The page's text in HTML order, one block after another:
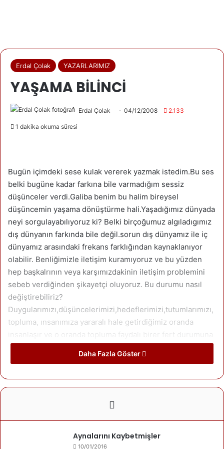
Erdal Çolak YAZARLARIMIZ
YAŞAMA BİLİNCİ
Erdal Çolak 04/12/2008 2.133
1 dakika okuma süresi
Bugün içimdeki sese kulak vererek yazmak istedim.Bu ses
belki bugüne kadar farkına bile varmadığım sessiz
düşünceler verdi.Galiba benim bu halim bireysel
düşüncemin yaşama dönüştürme hali.Yaşadığımız dünyada
neyi sorgulayabılıyoruz ki? Belki birçoğumuz algıladıgımız
dış dünyanın farkında bile değil.sorun dış dünyamız ile iç
dünyamız arasındaki frekans farklığından kaynaklanıyor
olabilir. Benliğimizle iletişim kuramıyoruz ve bu yüzden
hep başkalrının veya karşımızdakinin iletişim problemini
sebeb verdiğinden şikayetçi oluyoruz. Bu durumu nasıl
değiştirebiliriz?
Duygularımızı,düşüncelerimizi,hedeflerimizi,tutumlarımızı,
topluma, ınsanımıza yararalı hale getirdiğimiz oranda
insanlaşır ve o oranda topluma faydalı birer fert durumuna
gelebiliriz. Yaşamımızda olan herşeyden memnun
olmayabiliriz.Belki birçok zorluklara gögüs gelmek zorunda
hayat. İşte hayatımıza giren bırçok olumsuzluk hataya karşı
kuralım insanlarla hayvanlarla ,gerekirse doğadaki
evrendeki herşey ile ıletişim kuralım. Temel problerimizin
birçoğu iletişisizlıkten kaynaklanıyor. Eğer çevrenizde
Daha Fazla Göster
Aynalarını Kaybetmişler
10/01/2016